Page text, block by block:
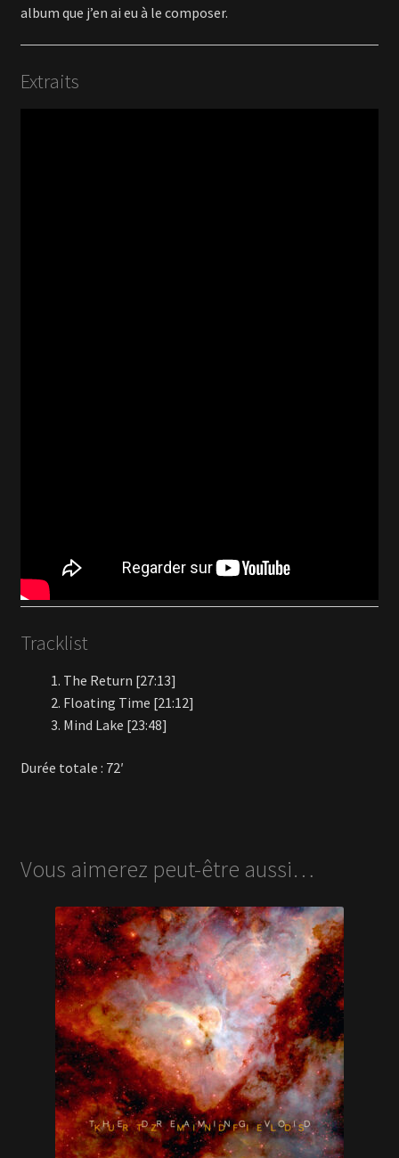
album que j’en ai eu à le composer.
Extraits
Tracklist
The Return [27:13]
Floating Time [21:12]
Mind Lake [23:48]
Durée totale : 72′
Vous aimerez peut-être aussi…